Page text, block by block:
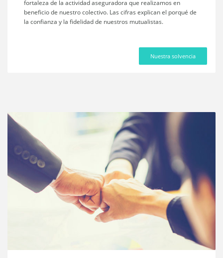
fortaleza de la actividad aseguradora que realizamos en
beneficio de nuestro colectivo. Las cifras explican el porqué de
la confianza y la fidelidad de nuestros mutualistas.
Nuestra solvencia